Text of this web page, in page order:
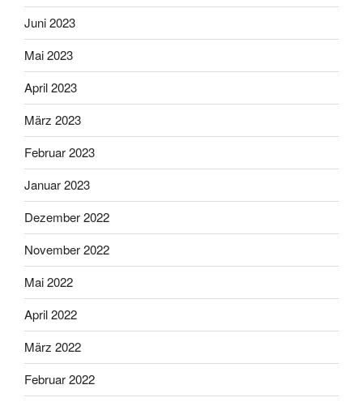
Juni 2023
Mai 2023
April 2023
März 2023
Februar 2023
Januar 2023
Dezember 2022
November 2022
Mai 2022
April 2022
März 2022
Februar 2022